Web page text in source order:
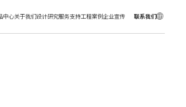
中心关于我们设计研究服务支持工程案例企业宣传 联系我们